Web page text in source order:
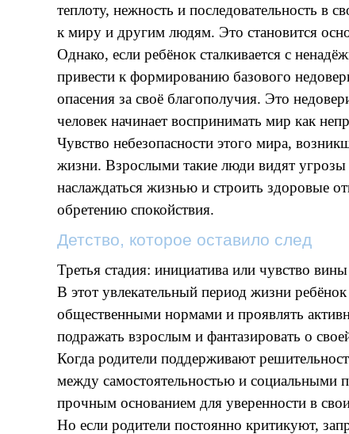
теплоту, нежность и последовательность в
к миру и другим людям. Это становится
Однако, если ребёнок сталкивается с
привести к формированию базового
опасения за своё благополучия. Это
человек начинает воспринимать мир как
Чувство небезопасности этого мира,
жизни. Взрослыми такие люди видят
наслаждаться жизнью и строить здоровые
обретению спокойствия.
Детство, которое оставило след
Третья стадия: инициатива или чувство
В этот увлекательный период жизни
общественными нормами и проявлять
подражать взрослым и фантазировать о
Когда родители поддерживают
между самостоятельностью и социальными
прочным основанием для уверенности в
Но если родители постоянно критикуют,